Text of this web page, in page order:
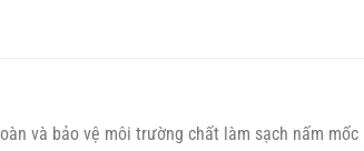
và bảo vệ môi trường chất làm sạch nấm